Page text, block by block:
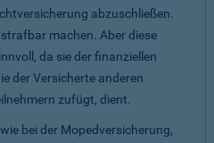
abzuschließen.
machen. Aber diese
da sie der finanziellen
der Versicherte anderen
zufügt, dient.
bei der Mopedversicherung,